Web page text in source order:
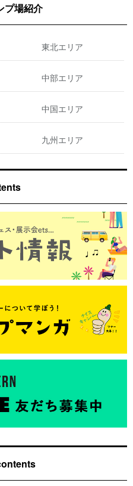
プ場紹介
東北エリア
中部エリア
中国エリア
九州エリア